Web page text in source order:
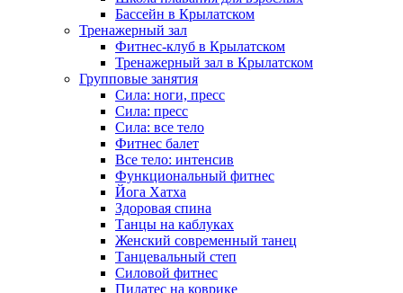
Бассейн в Крылатском
Тренажерный зал
Фитнес-клуб в Крылатском
Тренажерный зал в Крылатском
Групповые занятия
Сила: ноги, пресс
Сила: пресс
Сила: все тело
Фитнес балет
Все тело: интенсив
Функциональный фитнес
Йога Хатха
Здоровая спина
Танцы на каблуках
Женский современный танец
Танцевальный степ
Силовой фитнес
Пилатес на коврике